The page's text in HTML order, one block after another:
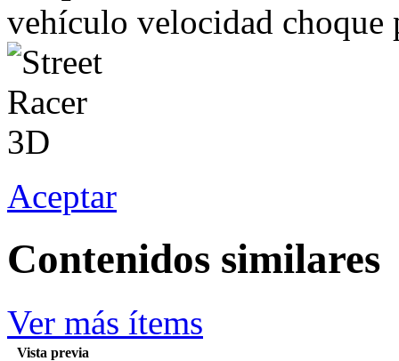
vehículo velocidad choque
Aceptar
Contenidos similares
Ver más ítems
Vista previa